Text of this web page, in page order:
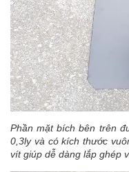
Phần mặt bích bên trên
0,3ly và có kích thước
vít giúp dễ dàng lắp ghép